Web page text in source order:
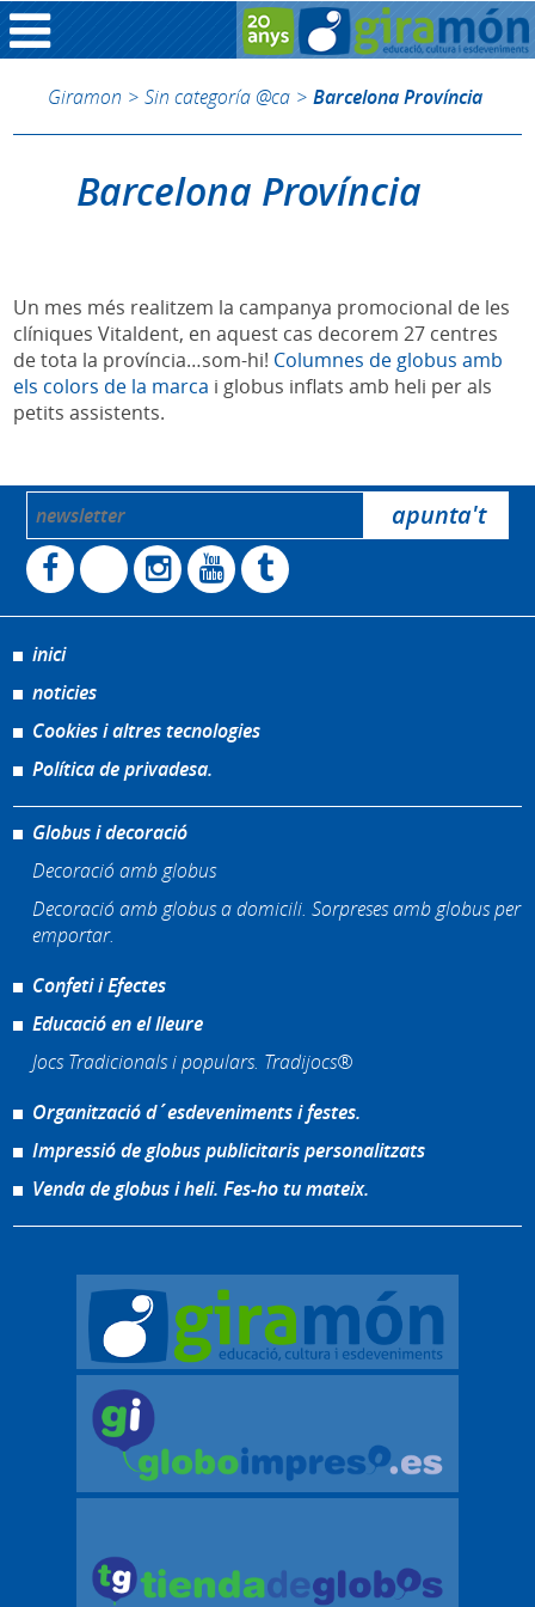
Giramon > Sin categoría @ca > Barcelona Província
Barcelona Província
Un mes més realitzem la campanya promocional de les
clíniques Vitaldent, en aquest cas decorem 27 centres
de tota la província…som-hi! Columnes de globus amb
els colors de la marca i globus inflats amb heli per als
petits assistents.
inici
noticies
Cookies i altres tecnologies
Política de privadesa.
Globus i decoració
Decoració amb globus
Decoració amb globus a domicili. Sorpreses amb globus per
emportar.
Confeti i Efectes
Educació en el lleure
Jocs Tradicionals i populars. Tradijocs®
Organització d´esdeveniments i festes.
Impressió de globus publicitaris personalitzats
Venda de globus i heli. Fes-ho tu mateix.